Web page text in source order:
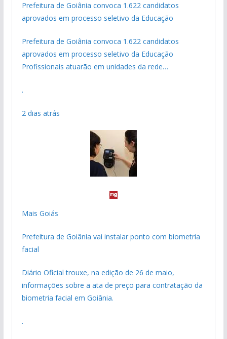
Prefeitura de Goiânia convoca 1.622 candidatos
aprovados em processo seletivo da Educação
Prefeitura de Goiânia convoca 1.622 candidatos
aprovados em processo seletivo da Educação
Profissionais atuarão em unidades da rede…
.
2 dias atrás
Mais Goiás
Prefeitura de Goiânia vai instalar ponto com biometria
facial
Diário Oficial trouxe, na edição de 26 de maio,
informações sobre a ata de preço para contratação da
biometria facial em Goiânia.
.